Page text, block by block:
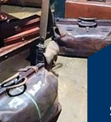
à nous faire confiance